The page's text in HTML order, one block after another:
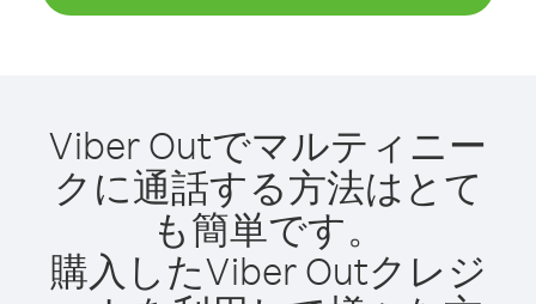
Viber Outでマルティニー
クに通話する方法はとて
も簡単です。
購入したViber Outクレジ